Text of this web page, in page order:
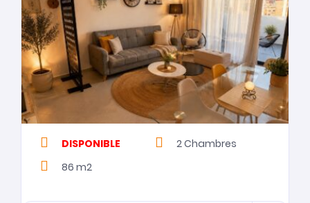
DISPONIBLE 2Chambres
86 m2